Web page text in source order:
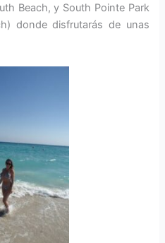
Beach, y South Pointe Park
donde disfrutarás de unas